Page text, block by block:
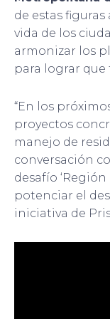
de estas
vida de los
armonizar los
para lograr
“En los
proyectos
manejo de
conversación
desafío
potenciar el
iniciativa de